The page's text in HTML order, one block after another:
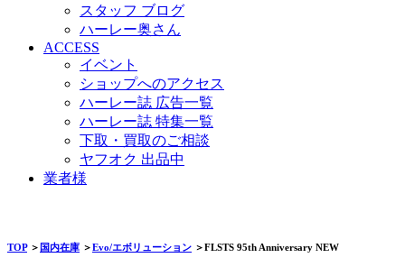
スタッフ ブログ
ハーレー奥さん
ACCESS
イベント
ショップへのアクセス
ハーレー誌 広告一覧
ハーレー誌 特集一覧
下取・買取のご相談
ヤフオク 出品中
業者様
TOP＞ 国内在庫 ＞Evo/エボリューション ＞FLSTS 95th Anniversary NEW